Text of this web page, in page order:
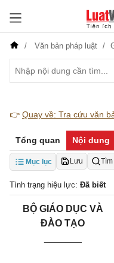
Văn bản pháp luật
👉 Quay về: Tra cứu văn
Tổng quan Nội dung
Mục lục Lưu
Tình trạng hiệu lực: Đã biết
BỘ GIÁO DỤC VÀ
ĐÀO TẠO